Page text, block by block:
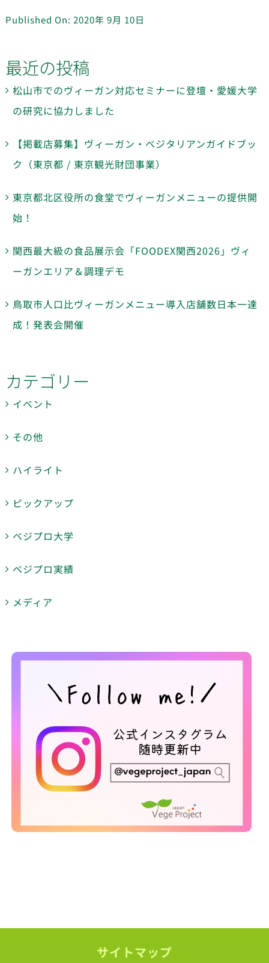
Published On: 2020年 9月 10日
最近の投稿
松山市でのヴィーガン対応セミナーに登壇・愛媛大学
の研究に協力しました
【掲載店募集】ヴィーガン・ベジタリアンガイドブッ
ク（東京都 / 東京観光財団事業）
東京都北区役所の食堂でヴィーガンメニューの提供開
始！
関西最大級の食品展示会「FOODEX関西2026」ヴィ
ーガンエリア＆調理デモ
鳥取市人口比ヴィーガンメニュー導入店舗数日本一達
成！発表会開催
カテゴリー
イベント
その他
ハイライト
ピックアップ
ベジプロ大学
ベジプロ実績
メディア
サイトマップ